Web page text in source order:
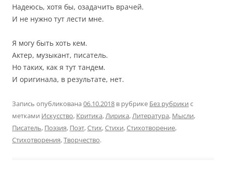
Надеюсь, хотя бы, озадачить врачей.
И не нужно тут лести мне.
Я могу быть хоть кем.
Актер, музыкант, писатель.
Но таких, как я тут тандем.
И оригинала, в результате, нет.
Запись опубликована 06.10.2018 в рубрике Без рубрики с
метками Искусство, Критика,Лирика,Литература, Мысли,
Писатель, Поэзия, Поэт,Стих,Стихи,Стихотворение,
Стихотворения,Творчество.